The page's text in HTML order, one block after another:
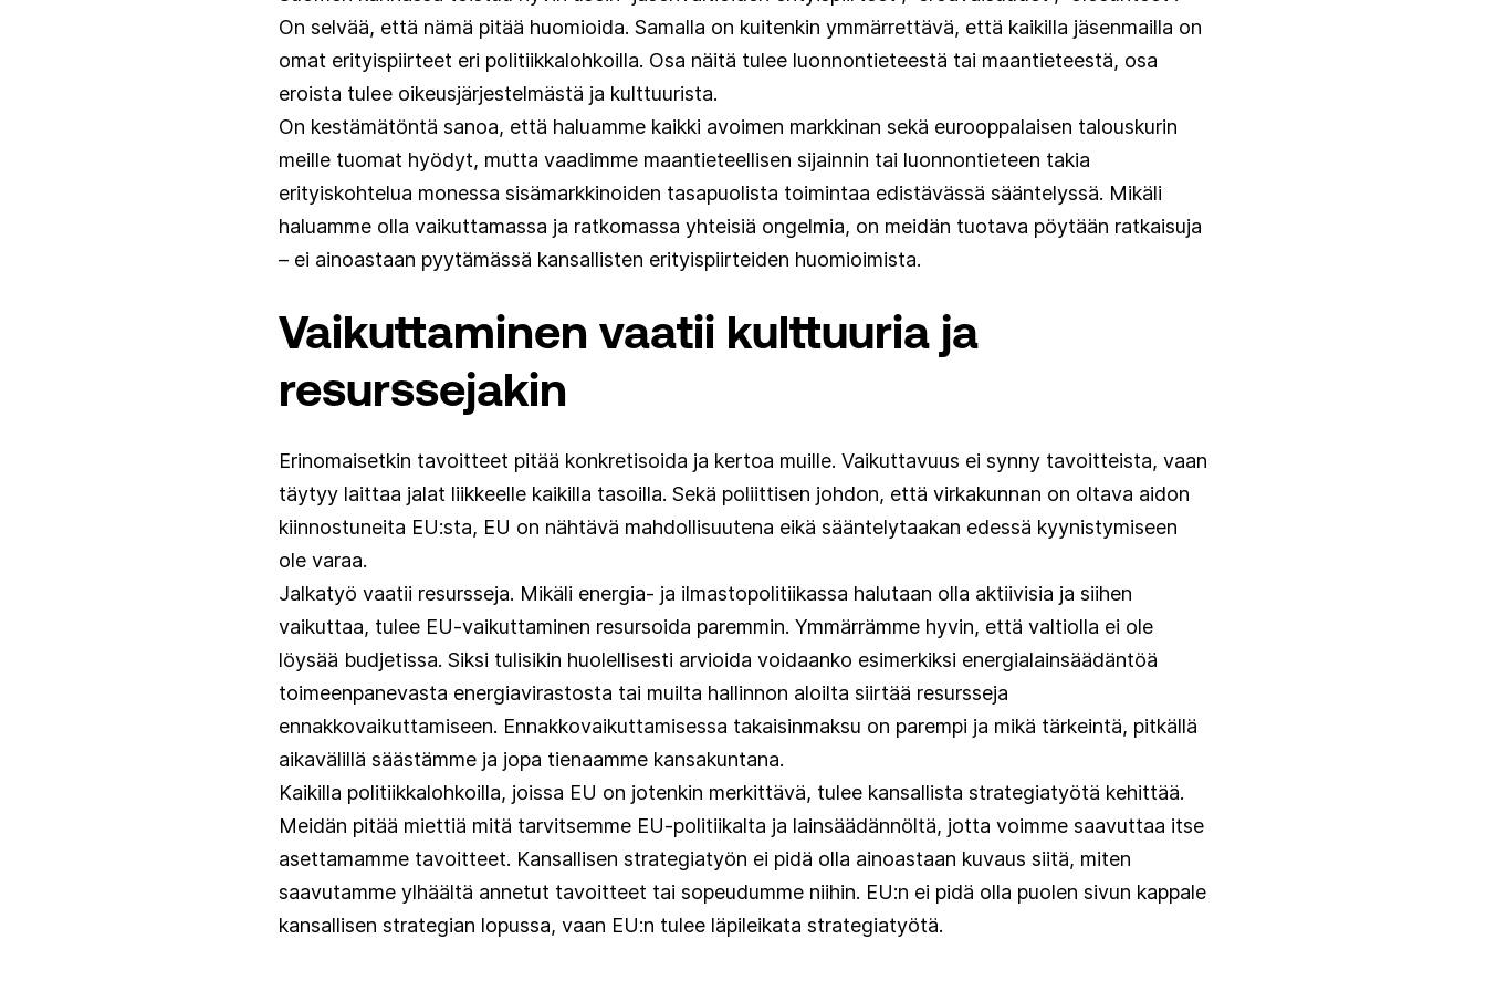
On selvää, että nämä pitää huomioida. Samalla on kuitenkin ymmärrettävä, että kaikilla jäsenmailla on
omat erityispiirteet eri politiikkalohkoilla. Osa näitä tulee luonnontieteestä tai maantieteestä, osa
eroista tulee oikeusjärjestelmästä ja kulttuurista.
On kestämätöntä sanoa, että haluamme kaikki avoimen markkinan sekä eurooppalaisen talouskurin
meille tuomat hyödyt, mutta vaadimme maantieteellisen sijainnin tai luonnontieteen takia
erityiskohtelua monessa sisämarkkinoiden tasapuolista toimintaa edistävässä sääntelyssä. Mikäli
haluamme olla vaikuttamassa ja ratkomassa yhteisiä ongelmia, on meidän tuotava pöytään ratkaisuja
– ei ainoastaan pyytämässä kansallisten erityispiirteiden huomioimista.
Vaikuttaminen vaatii kulttuuria ja
resurssejakin
Erinomaisetkin tavoitteet pitää konkretisoida ja kertoa muille. Vaikuttavuus ei synny tavoitteista, vaan
täytyy laittaa jalat liikkeelle kaikilla tasoilla. Sekä poliittisen johdon, että virkakunnan on oltava aidon
kiinnostuneita EU:sta, EU on nähtävä mahdollisuutena eikä sääntelytaakan edessä kyynistymiseen
ole varaa.
Jalkatyö vaatii resursseja. Mikäli energia- ja ilmastopolitiikassa halutaan olla aktiivisia ja siihen
vaikuttaa, tulee EU-vaikuttaminen resursoida paremmin. Ymmärrämme hyvin, että valtiolla ei ole
löysää budjetissa. Siksi tulisikin huolellisesti arvioida voidaanko esimerkiksi energialainsäädäntöä
toimeenpanevasta energiavirastosta tai muilta hallinnon aloilta siirtää resursseja
ennakkovaikuttamiseen. Ennakkovaikuttamisessa takaisinmaksu on parempi ja mikä tärkeintä, pitkällä
aikavälillä säästämme ja jopa tienaamme kansakuntana.
Kaikilla politiikkalohkoilla, joissa EU on jotenkin merkittävä, tulee kansallista strategiatyötä kehittää.
Meidän pitää miettiä mitä tarvitsemme EU-politiikalta ja lainsäädännöltä, jotta voimme saavuttaa itse
asettamamme tavoitteet. Kansallisen strategiatyön ei pidä olla ainoastaan kuvaus siitä, miten
saavutamme ylhäältä annetut tavoitteet tai sopeudumme niihin. EU:n ei pidä olla puolen sivun kappale
kansallisen strategian lopussa, vaan EU:n tulee läpileikata strategiatyötä.